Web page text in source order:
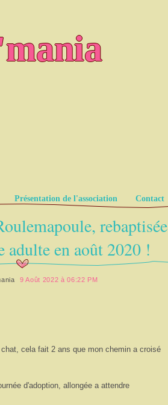
Présentation de l'association Contact
rebaptisée
adulte en août 2020 !
9 Août 2022 à 06:22 PM
cela fait 2 ans que mon chemin a croisé
d'adoption, allongée a attendre